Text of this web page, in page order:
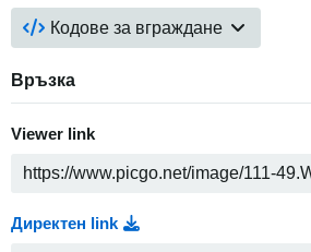
Кодове за вграждане
Връзка
Viewer link
Директен link